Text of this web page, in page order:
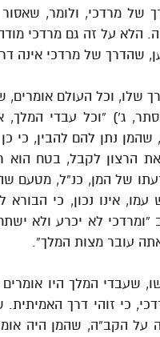
של מרדכי, ולומר,
הלא על זה גם מרדכי
שהדרך של מרדכי אינה
שלו, וכל העולם
ג’) “וכל עבדי
נתן להם להבין, כי
הרצון לקבל, בטח הוא
של המן, כנ”ל,
אינו נכון, כי
לא יכרע ולא
עובר מצות המלך”.
שעבדי המלך היו
כי זוהי דרך
הקב”ה, שהמן היה